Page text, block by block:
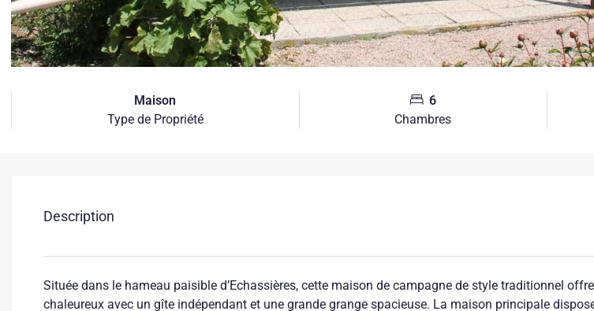
Maison
Type de Propriété
6
Chambres
Description
Située dans le hameau paisible d’Echassières, cette maison de campagne de style traditionnel
chaleureux avec un gîte indépendant et une grande grange spacieuse. La maison principale